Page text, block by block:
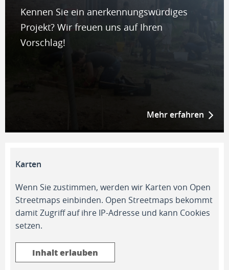
Kennen Sie ein anerkennungswürdiges
Projekt? Wir freuen uns auf Ihren
Vorschlag!
Mehr erfahren
Karten
Wenn Sie zustimmen, werden wir Karten von Open
Streetmaps einbinden. Open Streetmaps bekommt
damit Zugriff auf ihre IP-Adresse und kann Cookies
setzen.
Inhalt erlauben